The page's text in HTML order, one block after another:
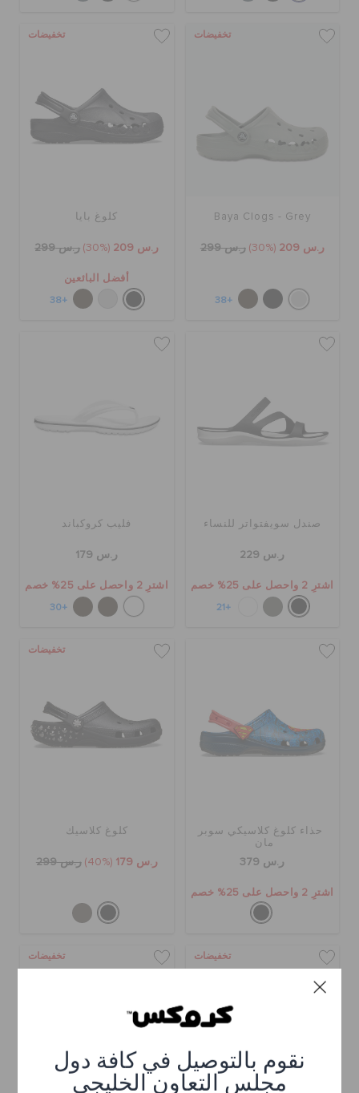
نقوم بالتوصيل في كافة دول
مجلس التعاون الخليجي
تخفيضات
Baya Clogs - Grey
ر.س 209 (30%) ر.س 299
+38
تخفيضات
كلوغ بايا
ر.س 209 (30%) ر.س 299
أفضل البائعين
+38
صندل سويفتواتر للنساء
ر.س 229
اشترِ 2 واحصل على 25% خصم
+21
فليب كروكباند
ر.س 179
اشترِ 2 واحصل على 25% خصم
+30
حذاء كلوغ كلاسيكي سوبر
مان
ر.س 379
اشترِ 2 واحصل على 25% خصم
تخفيضات
كلوغ كلاسيك
ر.س 179 (40%) ر.س 299
تخفيضات تخفيضات